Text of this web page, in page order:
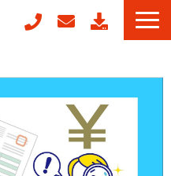
ーム
チャ
ンパッケージ
ャンペーン